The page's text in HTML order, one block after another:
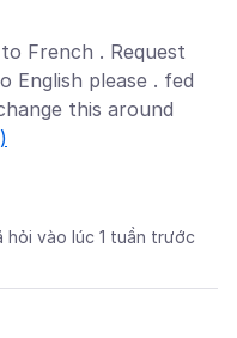
French . Request
please . fed
this around
hỏi vào lúc 1 tuần trước